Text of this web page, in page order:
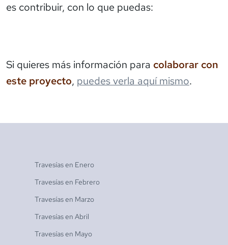
es contribuir, con lo que puedas:
Si quieres más información para colaborar con
este proyecto, puedes verla aquí mismo.
Travesías en Enero
Travesías en Febrero
Travesías en Marzo
Travesías en Abril
Travesías en Mayo